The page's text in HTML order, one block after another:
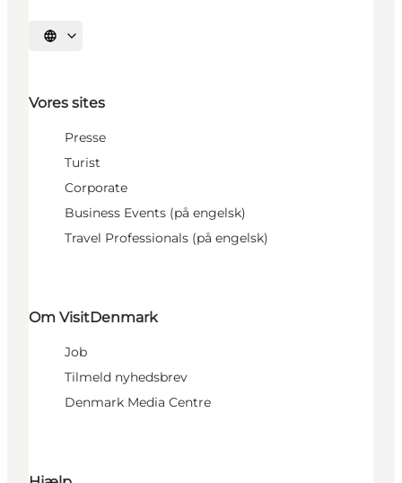
Vælg sprog
Vores sites
Presse
Turist
Corporate
Business Events (på engelsk)
Travel Professionals (på engelsk)
Om VisitDenmark
Job
Tilmeld nyhedsbrev
Denmark Media Centre